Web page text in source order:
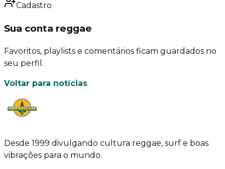
Cadastro
Sua conta reggae
Favoritos, playlists e comentários ficam guardados no
seu perfil.
Voltar para notícias
Desde 1999 divulgando cultura reggae, surf e boas
vibrações para o mundo.